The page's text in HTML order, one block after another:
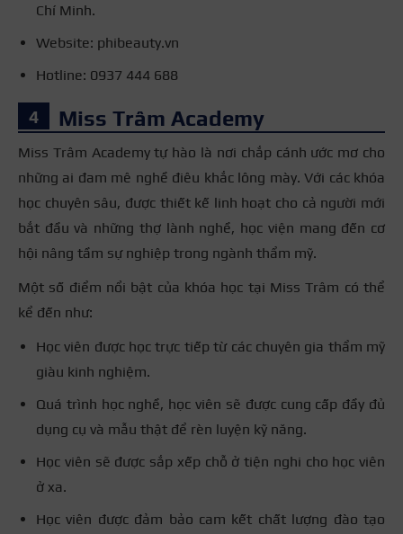
Chí Minh.
Website: phibeauty.vn
Hotline: 0937 444 688
Miss Trâm Academy
Miss Trâm Academy tự hào là nơi chắp cánh ước mơ cho
những ai đam mê nghề điêu khắc lông mày. Với các khóa
học chuyên sâu, được thiết kế linh hoạt cho cả người mới
bắt đầu và những thợ lành nghề, học viện mang đến cơ
hội nâng tầm sự nghiệp trong ngành thẩm mỹ.
Một số điểm nổi bật của khóa học tại Miss Trâm có thể
kể đến như:
Học viên được học trực tiếp từ các chuyên gia thẩm mỹ
giàu kinh nghiệm.
Quá trình học nghề, học viên sẽ được cung cấp đầy đủ
dụng cụ và mẫu thật để rèn luyện kỹ năng.
Học viên sẽ được sắp xếp chỗ ở tiện nghi cho học viên
ở xa.
Học viên được đảm bảo cam kết chất lượng đào tạo